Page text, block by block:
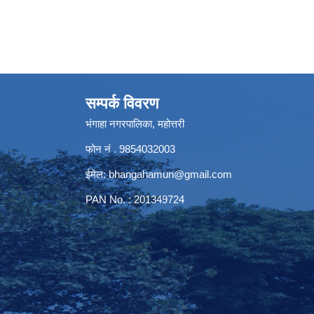
सम्पर्क विवरण
भंगाहा नगरपालिका, महोत्तरी
फोन नं . 9854032003
ईमेल:bhangahamun@gmail.com
PAN No. : 201349724